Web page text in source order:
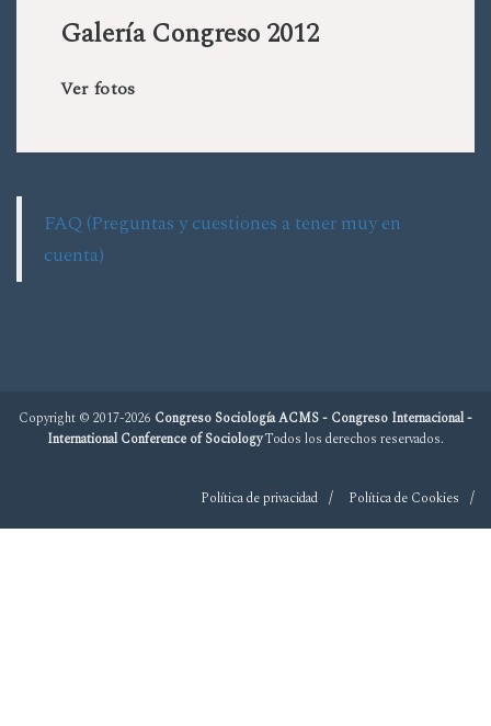
Galería Congreso 2012
Ver fotos
FAQ (Preguntas y cuestiones a tener muy en
cuenta)
Copyright © 2017-2026 Congreso Sociología ACMS - Congreso Internacional -
International Conference of SociologyTodos los derechos reservados.
Política de privacidad Política de Cookies